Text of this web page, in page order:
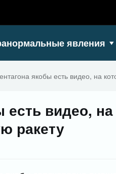
явления
якобы есть видео, на
есть видео,
ракету